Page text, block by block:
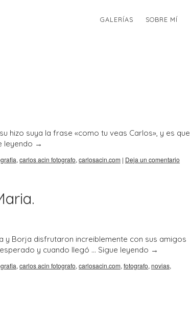
GALERÍAS SOBRE MÍ
hizo suya la frase «como tu veas Carlos», y es que
leyendo →
, carlos acin fotografo, carlosacin.com | Deja un comentario
y Borja disfrutaron increiblemente con sus amigos
y cuando llegó … Sigue leyendo →
, carlos acin fotografo, carlosacin.com, fotografo, novias,